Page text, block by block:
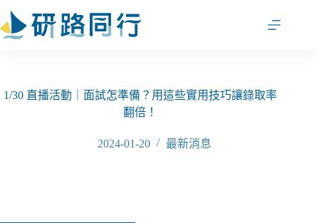
至
容1/30 直播活動｜面試怎準備？用這些實用技巧讓錄取率
翻倍！
2024-01-20 最新消息